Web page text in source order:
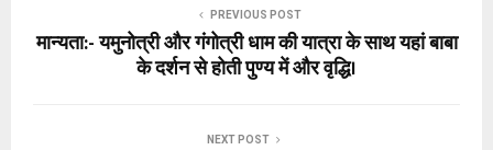
PREVIOUS POST
मान्यता:- यमुनोत्री और गंगोत्री धाम की यात्रा के साथ यहां बाबा
के दर्शन से होती पुण्य में और वृद्धि।
NEXT POST